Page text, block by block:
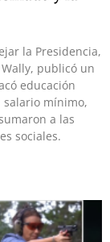
la Presidencia,
publicó un
educación
mínimo,
a las
sociales.